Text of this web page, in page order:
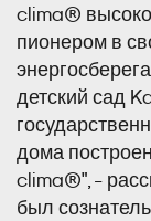
clima® высоко
пионером в
детский сад
дома
clima®", -
был